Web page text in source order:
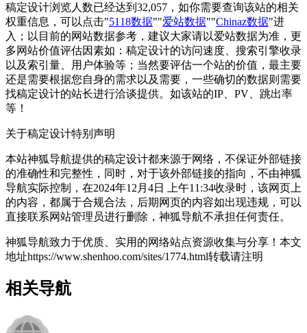
稿定设计浏览人数已经达到32,057，如你需要查询该站的相关
权重信息，可以点击"5118数据""爱站数据""Chinaz数据"进
入；以目前的网站数据参考，建议大家请以爱站数据为准，更
多网站价值评估因素如：稿定设计的访问速度、搜索引擎收录
以及索引量、用户体验等；当然要评估一个站的价值，最主要
还是需要根据您自身的需求以及需要，一些确切的数据则需要
找稿定设计的站长进行洽谈提供。如该站的IP、PV、跳出率
等！
关于稿定设计特别声明
本站神狐导航提供的稿定设计都来源于网络，不保证外部链接
的准确性和完整性，同时，对于该外部链接的指向，不由神狐
导航实际控制，在2024年12月4日 上午11:34收录时，该网页上
的内容，都属于合规合法，后期网页的内容如出现违规，可以
直接联系网站管理员进行删除，神狐导航不承担任何责任。
神狐导航致力于优质、实用的网络站点资源收集与分享！ 本文
地址https://www.shenhoo.com/sites/1774.html转载请注明
相关导航